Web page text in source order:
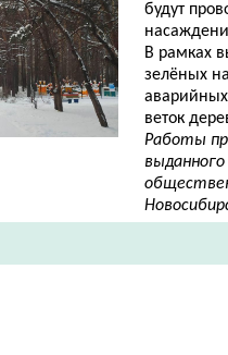
будут
В рамках
зелёных
веток
Работы